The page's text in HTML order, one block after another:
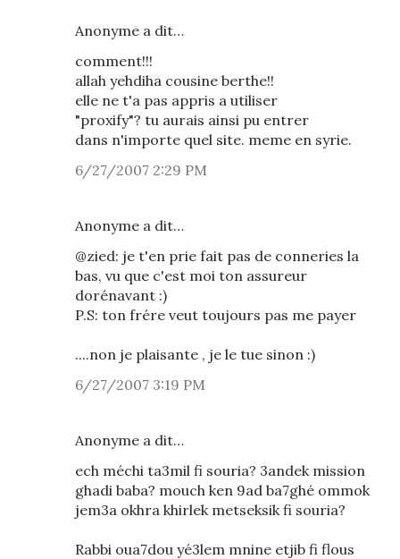
Anonyme a dit…
comment!!!
allah yehdiha cousine berthe!!
elle ne t'a pas appris a utiliser
"proxify"? tu aurais ainsi pu entrer
dans n'importe quel site. meme en syrie.
6/27/2007 2:29 PM
Anonyme a dit…
@zied: je t'en prie fait pas de conneries la
bas, vu que c'est moi ton assureur
dorénavant :)
P.S: ton frére veut toujours pas me payer
....non je plaisante , je le tue sinon :)
6/27/2007 3:19 PM
Anonyme a dit…
ech méchi ta3mil fi souria? 3andek mission
ghadi baba? mouch ken 9ad ba7ghé ommok
jem3a okhra khirlek metseksik fi souria?
Rabbi oua7dou yé3lem mnine etjib fi flous